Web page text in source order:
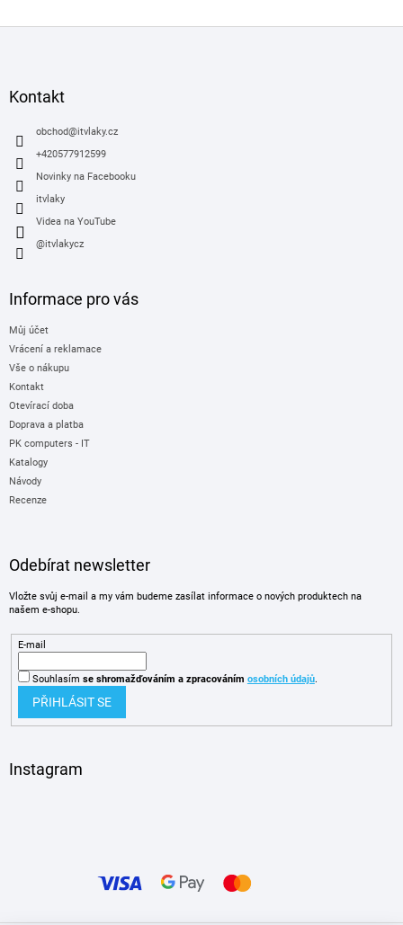
Kontakt
obchod@itvlaky.cz
+420577912599
Novinky na Facebooku
itvlaky
Videa na YouTube
@itvlakycz
Informace pro vás
Můj účet
Vrácení a reklamace
Vše o nákupu
Kontakt
Otevírací doba
Doprava a platba
PK computers - IT
Katalogy
Návody
Recenze
Odebírat newsletter
Vložte svůj e-mail a my vám budeme zasílat informace o nových produktech na
našem e-shopu.
E-mail
Souhlasím se shromažďováním a zpracováním osobních údajů.
PŘIHLÁSIT SE
Instagram